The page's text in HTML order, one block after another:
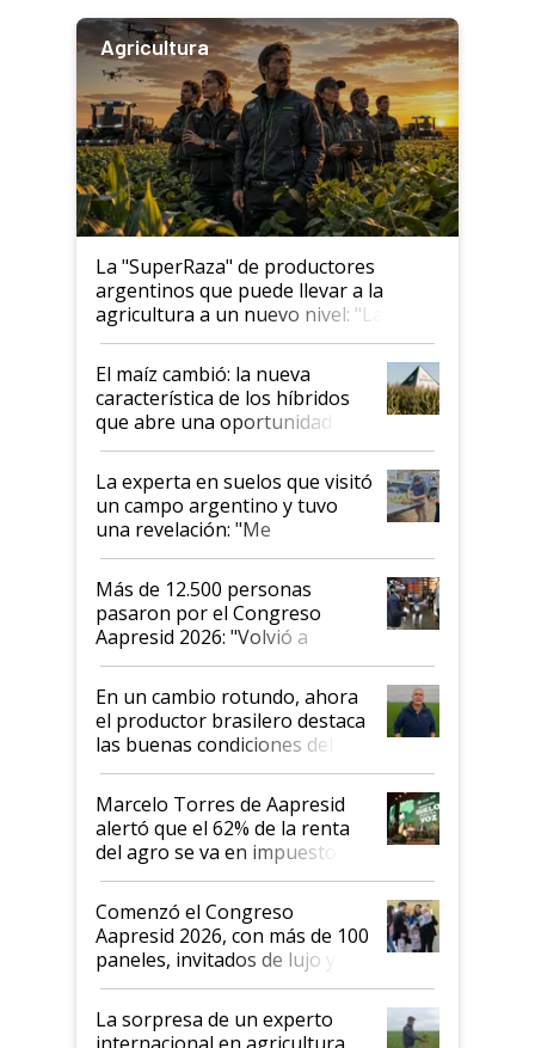
Agricultura
La "SuperRaza" de productores
argentinos que puede llevar a la
agricultura a un nuevo nivel: "Las
posibilidades de crecimiento son
infinitas"
El maíz cambió: la nueva
característica de los híbridos
que abre una oportunidad en
el lote
La experta en suelos que visitó
un campo argentino y tuvo
una revelación: "Me
impresionó mucho"
Más de 12.500 personas
pasaron por el Congreso
Aapresid 2026: "Volvió a
demostrar que hablar del
suelo es hablar de todo el
sistema productivo"
En un cambio rotundo, ahora
el productor brasilero destaca
las buenas condiciones del
agro argentino para invertir:
"Los veo más motivados"
Marcelo Torres de Aapresid
alertó que el 62% de la renta
del agro se va en impuestos:
"No es bueno que en
Argentina se sigan discutiendo
las mismas cosas de hace 50
años"
Comenzó el Congreso
Aapresid 2026, con más de 100
paneles, invitados de lujo y
todas las tendencias
La sorpresa de un experto